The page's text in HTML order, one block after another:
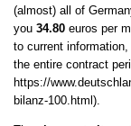
(almost) all of
you 34.80 euros per
to current
the entire contract
https://
bilanz-100.html).